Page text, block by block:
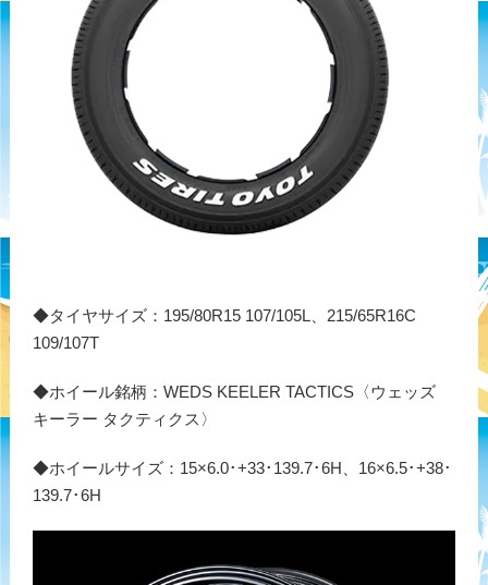
◆タイヤサイズ：195/80R15 107/105L、215/65R16C
109/107T
◆ホイール銘柄：WEDS KEELER TACTICS〈ウェッズ
キーラー タクティクス〉
◆ホイールサイズ：15×6.0･+33･139.7･6H、16×6.5･+38･
139.7･6H